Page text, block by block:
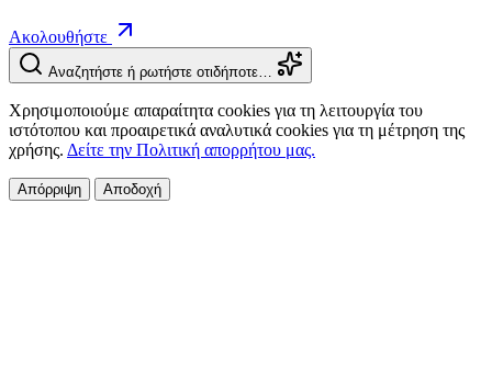
Ακολουθήστε
Αναζητήστε ή ρωτήστε οτιδήποτε…
Χρησιμοποιούμε απαραίτητα cookies για τη λειτουργία του
ιστότοπου και προαιρετικά αναλυτικά cookies για τη μέτρηση της
χρήσης. Δείτε την Πολιτική απορρήτου μας.
Απόρριψη Αποδοχή